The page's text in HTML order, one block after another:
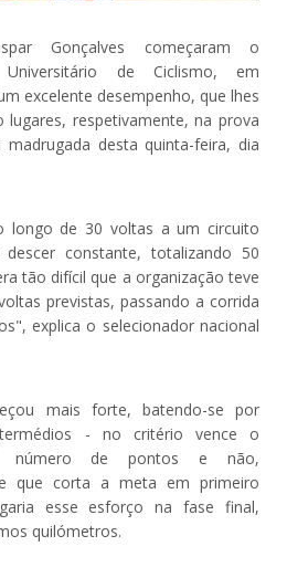
Gonçalves começaram o
Universitário de Ciclismo, em
excelente desempenho, que lhes
respetivamente, na prova
desta quinta-feira, dia
longo de 30 voltas a um circuito
constante, totalizando 50
tão difícil que a organização teve
previstas, passando a corrida
explica o selecionador nacional
mais forte, batendo-se por
- no critério vence o
número de pontos e não,
que corta a meta em primeiro
esse esforço na fase final,
quilómetros.